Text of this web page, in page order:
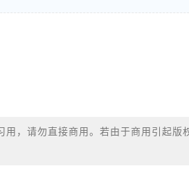
用，请勿直接商用。若由于商用引起版